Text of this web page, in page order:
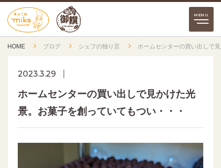
HOME ブログ シェフの独り言 ホームセンターの買い出しで
2023.3.29
ホームセンターの買い出しで見かけた光
景。お菓子を創っていてもつい・・・